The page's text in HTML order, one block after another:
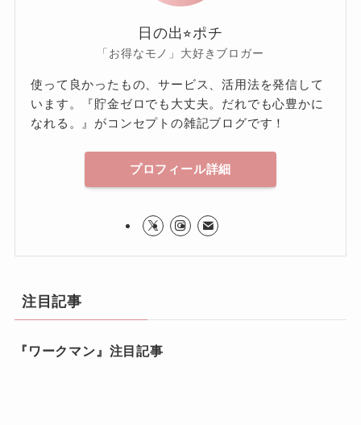
日の出⭐︎ポチ
「お得なモノ」大好きブロガー
使って良かったもの、サービス、活用法を発信して
います。『貯金ゼロでも大丈夫。だれでも心豊かに
なれる。』がコンセプトの雑記ブログです！
プロフィール詳細
注目記事
『ワークマン』注目記事